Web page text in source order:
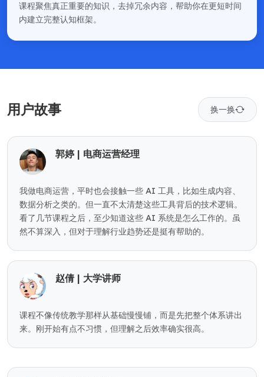
课程聚焦真正重要的知识，去掉冗余内容，帮助你在更短时间
内建立完整认知框架。
用户故事 换一换
郭婷 | 电商运营经理
我做电商运营，平时也会接触一些 AI 工具，比如生成内容、
数据分析之类的。但一直不太清楚这些工具背后的技术逻辑。
看了几节课程之后，至少知道这些 AI 系统是怎么工作的。虽
然不算深入，但对于理解行业趋势还是挺有帮助的。
赵倩 | 大学讲师
课程不像传统教学那样从基础慢慢铺，而是先把整个体系讲出
来。刚开始有点不习惯，但理解之后效率确实很高。